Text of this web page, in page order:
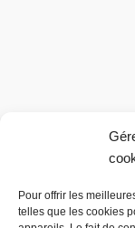
Pour offrir les
telles que les cookies
Mon compte